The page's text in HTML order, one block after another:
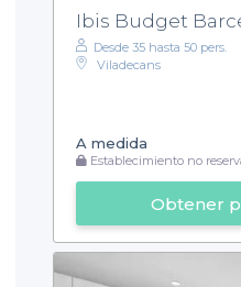
Ibis Budget
Desde 35 hasta 50 pers.
Viladecans
A medida
Establecimiento no
Obtener